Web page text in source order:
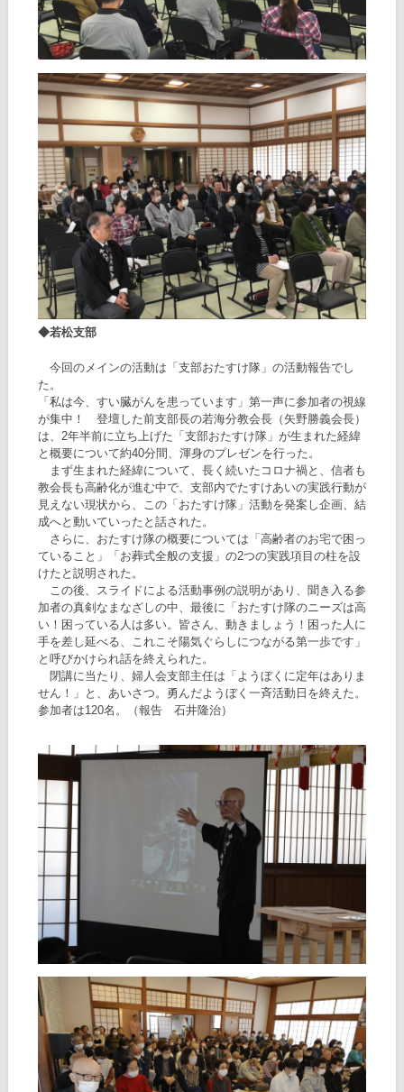
◆若松支部
今回のメインの活動は「支部おたすけ隊」の活動報告でし
た。
「私は今、すい臓がんを患っています」第一声に参加者の視線
が集中！ 登壇した前支部長の若海分教会長（矢野勝義会長）
は、2年半前に立ち上げた「支部おたすけ隊」が生まれた経緯
と概要について約40分間、渾身のプレゼンを行った。
まず生まれた経緯について、長く続いたコロナ禍と、信者も
教会長も高齢化が進む中で、支部内でたすけあいの実践行動が
見えない現状から、この「おたすけ隊」活動を発案し企画、結
成へと動いていったと話された。
さらに、おたすけ隊の概要については「高齢者のお宅で困っ
ていること」「お葬式全般の支援」の2つの実践項目の柱を設
けたと説明された。
この後、スライドによる活動事例の説明があり、聞き入る参
加者の真剣なまなざしの中、最後に「おたすけ隊のニーズは高
い！困っている人は多い。皆さん、動きましょう！困った人に
手を差し延べる、これこそ陽気ぐらしにつながる第一歩です」
と呼びかけられ話を終えられた。
閉講に当たり、婦人会支部主任は「ようぼくに定年はありま
せん！」と、あいさつ。勇んだようぼく一斉活動日を終えた。
参加者は120名。（報告 石井隆治）